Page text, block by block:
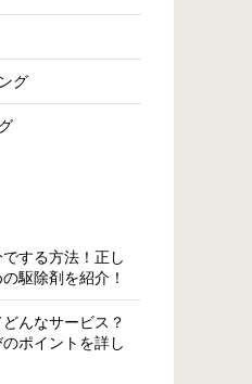
グ
する方法！正し
駆除剤を紹介！
んなサービス？
ポイントを詳し